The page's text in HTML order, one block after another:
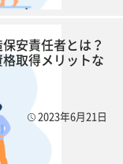
安責任者とは？
取得メリットな
2023年6月21日